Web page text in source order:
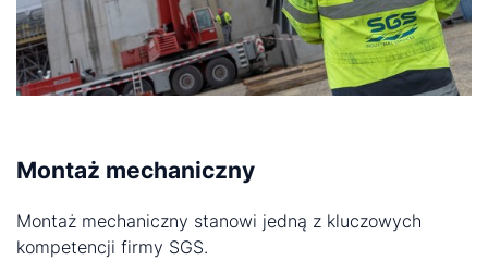
Montaż mechaniczny
Montaż mechaniczny stanowi jedną z kluczowych
kompetencji firmy SGS.